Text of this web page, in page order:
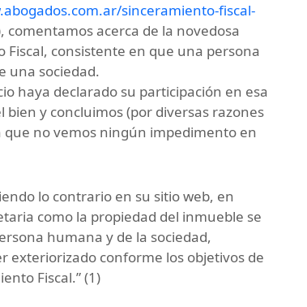
sinceramiento-fiscal-
comentamos acerca de la novedosa
consistente en que una persona
una sociedad.
haya declarado su participación en esa
y concluimos (por diversas razones
que no vemos ningún impedimento en
lo contrario en su sitio web, en
como la propiedad del inmueble se
humana y de la sociedad,
exteriorizado conforme los objetivos de
Fiscal.” (1)